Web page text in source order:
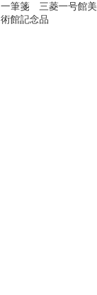
一筆箋 三菱一号館美
術館記念品